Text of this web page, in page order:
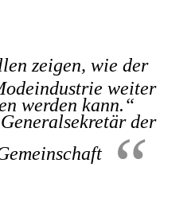
zeigen, wie der
weiter
werden kann.“
der